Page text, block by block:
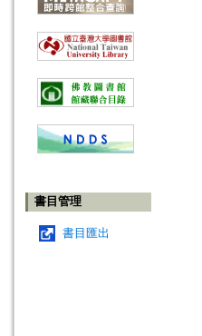
書目管理
書目匯出